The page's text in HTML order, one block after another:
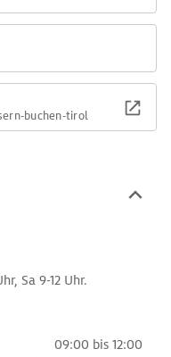
buchen-tirol
Sa 9-12 Uhr.
09:00 bis 12:00